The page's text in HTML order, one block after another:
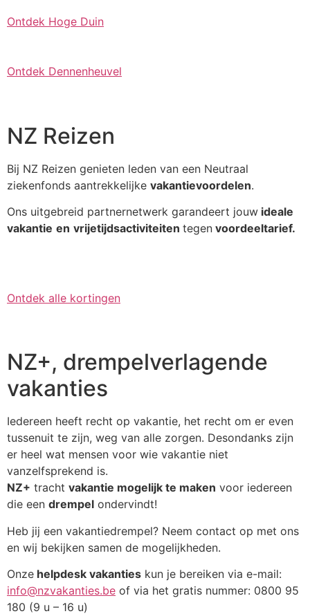
Ontdek Hoge Duin
Ontdek Dennenheuvel
NZ Reizen
Bij NZ Reizen genieten leden van een Neutraal
ziekenfonds aantrekkelijke vakantievoordelen.
Ons uitgebreid partnernetwerk garandeert jouw ideale
vakantie en vrijetijdsactiviteiten tegen voordeeltarief.
Ontdek alle kortingen
NZ+, drempelverlagende
vakanties
Iedereen heeft recht op vakantie, het recht om er even
tussenuit te zijn, weg van alle zorgen. Desondanks zijn
er heel wat mensen voor wie vakantie niet
vanzelfsprekend is.
NZ+ tracht vakantie mogelijk te maken voor iedereen
die een drempel ondervindt!
Heb jij een vakantiedrempel? Neem contact op met ons
en wij bekijken samen de mogelijkheden.
Onze helpdesk vakanties kun je bereiken via e-mail:
info@nzvakanties.be of via het gratis nummer: 0800 95
180 (9 u – 16 u)